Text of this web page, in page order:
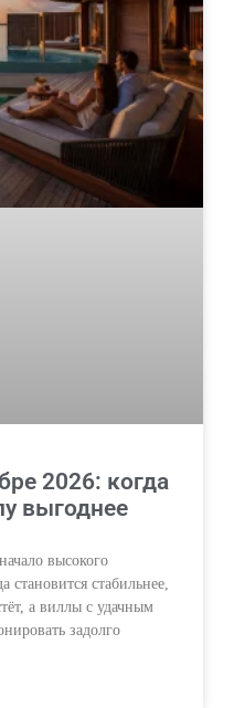
2026: когда
выгоднее
высокого
становится стабильнее,
а виллы с удачным
задолго